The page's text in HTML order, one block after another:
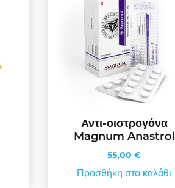
Αντι-οιστρογόνα
Magnum Anastrol
55,00€
Προσθήκη στο καλάθι